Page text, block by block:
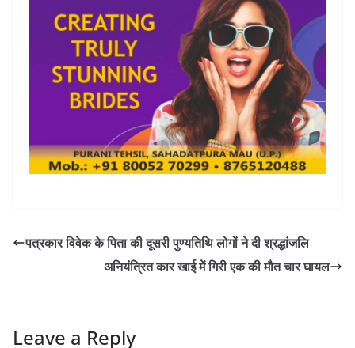
पत्रकार विवेक के पिता की दूसरी पुण्यतिथि लोगों ने दी श्रद्धांजलि
अनियंत्रित कार खाई में गिरी एक की मौत चार घायल
Leave a Reply